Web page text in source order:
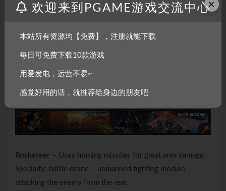
Flamethrower – Extremely effective against clusters of
Defender– Protects the companions walking behind.
Specialty: energy shield. For a short term generates a
range.
Rocketeer – Uses homing missiles for great area damage.
Specialty: battle drone – unmanned fighting module
attacking the enemy from the rear.
×
欢迎来到PGAME游戏交流中心
本站所有资源均【免费】，注册就能下载
每日可免费下载10款游戏
用爱发电，运营不易~
感觉好用的话，就推荐给身边的朋友吧